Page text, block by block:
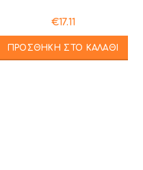
€17.11
ΠΡΟΣΘΉΚΗ ΣΤΟ ΚΑΛΆΘΙ